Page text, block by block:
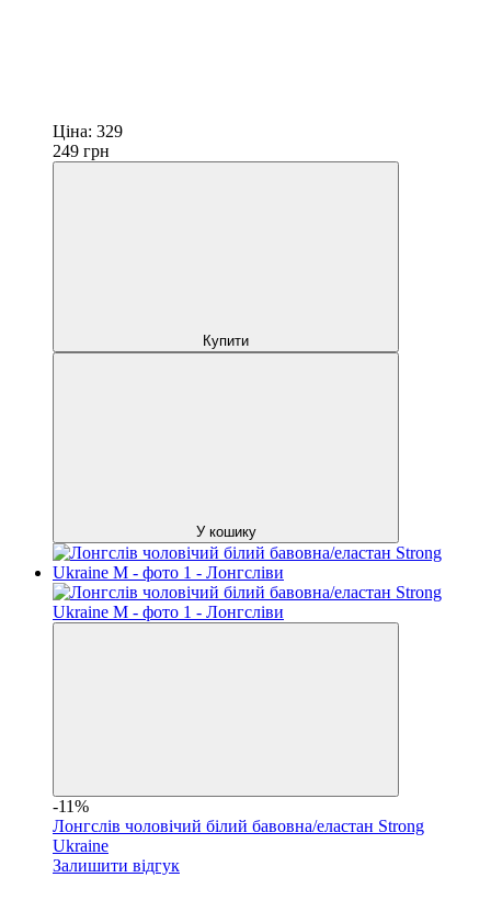
Ціна: 329
249 грн
Купити
У кошику
-11%
Лонгслів чоловічий білий бавовна/еластан Strong
Ukraine
Залишити відгук